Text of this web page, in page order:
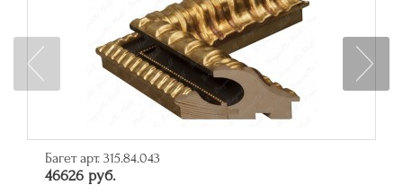
Багет арт. 315.84.043
46626 руб.